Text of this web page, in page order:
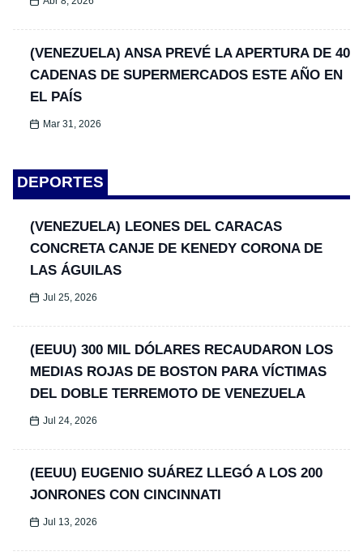
(VENEZUELA) ANSA PREVÉ LA APERTURA DE 40
CADENAS DE SUPERMERCADOS ESTE AÑO EN
EL PAÍS
Mar 31, 2026
DEPORTES
(VENEZUELA) LEONES DEL CARACAS
CONCRETA CANJE DE KENEDY CORONA DE
LAS ÁGUILAS
Jul 25, 2026
(EEUU) 300 MIL DÓLARES RECAUDARON LOS
MEDIAS ROJAS DE BOSTON PARA VÍCTIMAS
DEL DOBLE TERREMOTO DE VENEZUELA
Jul 24, 2026
(EEUU) EUGENIO SUÁREZ LLEGÓ A LOS 200
JONRONES CON CINCINNATI
Jul 13, 2026